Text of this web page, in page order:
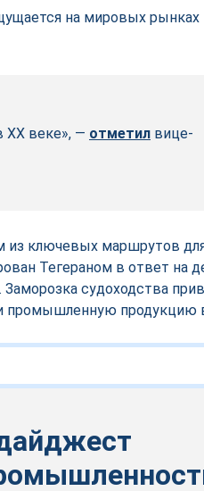
на мировых рынках
XX веке», — отметил вице-
из ключевых маршрутов
Тегераном в ответ на
судоходства
промышленную продукцию